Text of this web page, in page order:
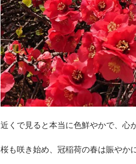
近くで見ると本当に色鮮やかで、心
桜も咲き始め、冠稲荷の春は賑やか